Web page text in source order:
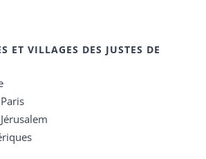
ET VILLAGES DES JUSTES DE